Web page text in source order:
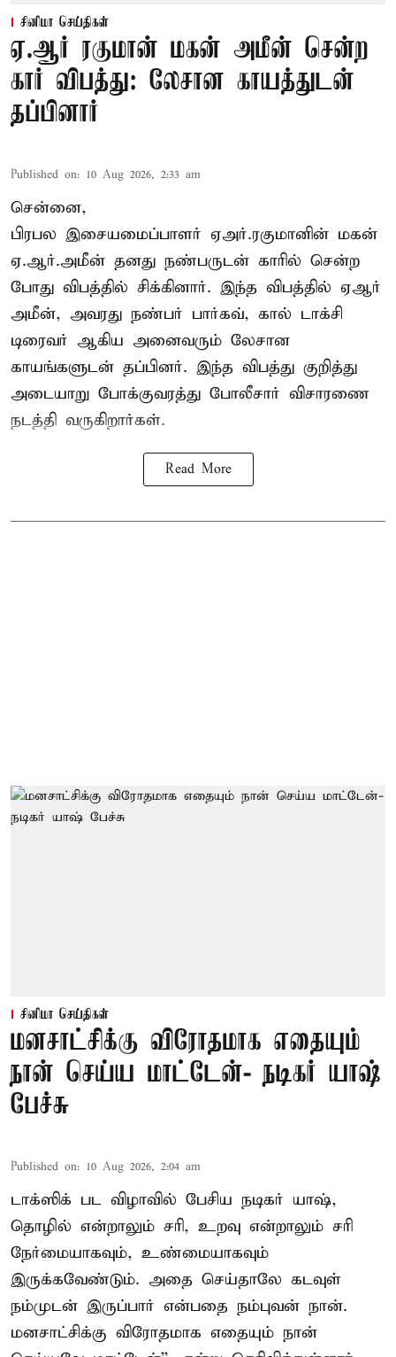
சினிமா செய்திகள்
ஏ.ஆர் ரகுமான் மகன் அமீன் சென்ற
கார் விபத்து: லேசான காயத்துடன்
தப்பினார்
Published on: 10 Aug 2026, 2:33 am
சென்னை,
பிரபல இசையமைப்பாளர் ஏஅர்.ரகுமானின் மகன்
ஏ.ஆர்.அமீன் தனது நண்பருடன் காரில் சென்ற
போது விபத்தில் சிக்கினார். இந்த விபத்தில் ஏஆர்
அமீன், அவரது நண்பர் பார்கவ், கால் டாக்சி
டிரைவர் ஆகிய அனைவரும் லேசான
காயங்களுடன் தப்பினர். இந்த விபத்து குறித்து
அடையாறு போக்குவரத்து போலீசார் விசாரணை
நடத்தி வருகிறார்கள்.
Read More
சினிமா செய்திகள்
மனசாட்சிக்கு விரோதமாக எதையும்
நான் செய்ய மாட்டேன்- நடிகர் யாஷ்
பேச்சு
Published on: 10 Aug 2026, 2:04 am
டாக்ஸிக் பட விழாவில் பேசிய நடிகர் யாஷ்,
தொழில் என்றாலும் சரி, உறவு என்றாலும் சரி
நேர்மையாகவும், உண்மையாகவும்
இருக்கவேண்டும். அதை செய்தாலே கடவுள்
நம்முடன் இருப்பார் என்பதை நம்புவன் நான்.
மனசாட்சிக்கு விரோதமாக எதையும் நான்